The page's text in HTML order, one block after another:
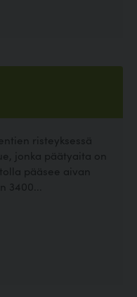
risteyksessä
jonka päätyaita on
pääsee aivan